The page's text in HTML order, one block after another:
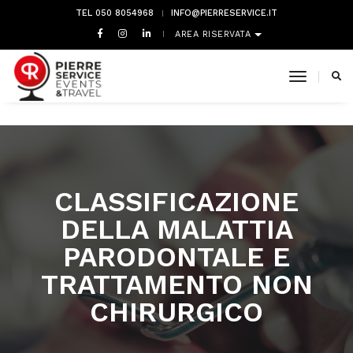
TEL 050 8054968 INFO@PIERRESERVICE.IT
AREA RISERVATA
toggle
CLASSIFICAZIONE
DELLA MALATTIA
PARODONTALE E
TRATTAMENTO NON
CHIRURGICO